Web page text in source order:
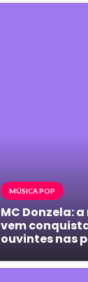
MÚSICA POP
MC Donzela:
vem
ouvintes nas